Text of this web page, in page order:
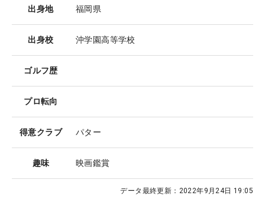
出身地 福岡県
出身校 沖学園高等学校
ゴルフ歴
プロ転向
得意クラブ パター
趣味 映画鑑賞
データ最終更新： 2022年9月24日 19:05